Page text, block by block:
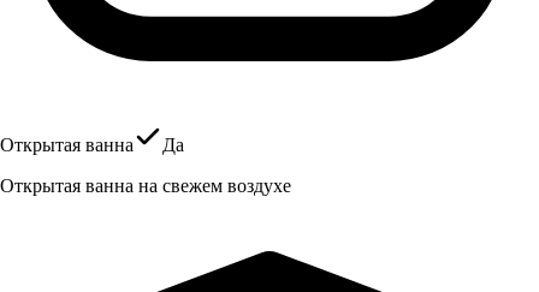
Открытая ванна
Да
Открытая ванна на свежем воздухе